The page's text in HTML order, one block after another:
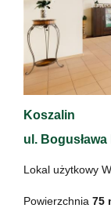
Koszalin
ul. Bogusława II
Lokal użytkowy
Powierzchnia 75